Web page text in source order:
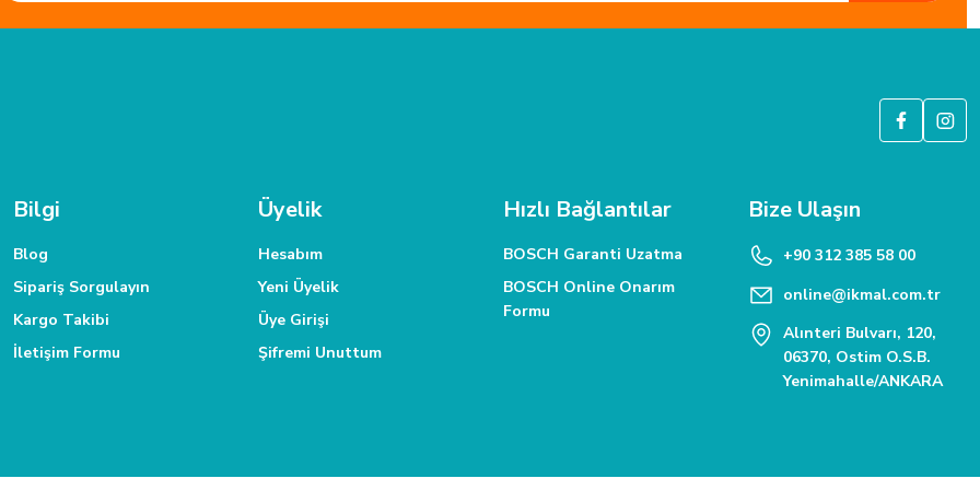
kesim tahtası sistem çantası
Bilgi
Blog
Sipariş Sorgulayın
Kargo Takibi
İletişim Formu
Üyelik
Hesabım
Yeni Üyelik
Üye Girişi
Şifremi Unuttum
Hızlı Bağlantılar
BOSCH Garanti Uzatma
BOSCH Online Onarım
Formu
Bize Ulaşın
+90 312 385 58 00
online@ikmal.com.tr
Alınteri Bulvarı, 120,
06370, Ostim O.S.B.
Yenimahalle/ANKARA